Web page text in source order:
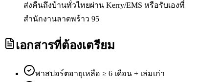
ส่งคืนถึงบ้านทั่วไทยผ่าน Kerry/EMS หรือรับเองที่
สำนักงานลาดพร้าว 95
เอกสารที่ต้องเตรียม
พาสปอร์ตอายุเหลือ ≥ 6 เดือน + เล่มเก่า